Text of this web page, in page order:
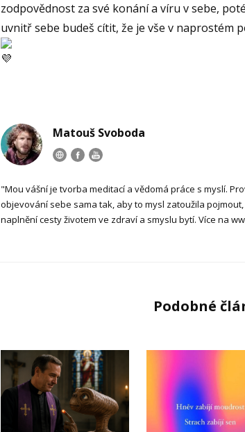
zodpovědnost za své konání a víru v sebe,
uvnitř sebe budeš cítit, že je vše v naprostém
Matouš Svoboda
"Mou vášní je tvorba meditací a vědomá práce s myslí.
objevování sebe sama tak, aby to mysl zatoužila
naplnění cesty životem ve zdraví a smyslu bytí. Více na
Podobné